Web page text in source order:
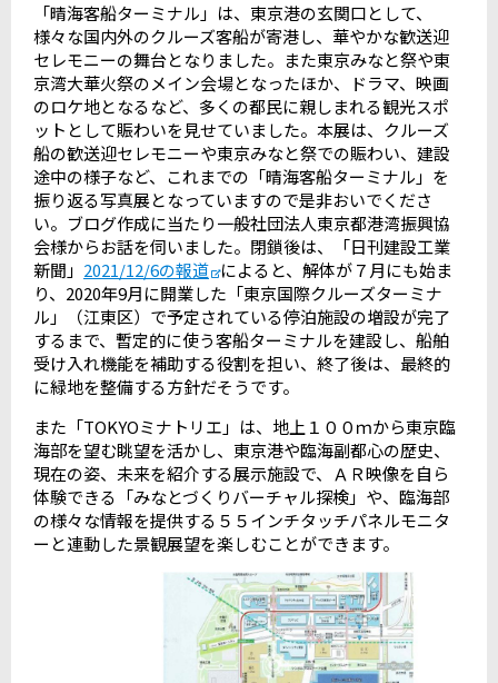
「晴海客船ターミナル」は、東京港の玄関口として、
様々な国内外のクルーズ客船が寄港し、華やかな歓送迎
セレモニーの舞台となりました。また東京みなと祭や東
京湾大華火祭のメイン会場となったほか、ドラマ、映画
のロケ地となるなど、多くの都民に親しまれる観光スポ
ットとして賑わいを見せていました。本展は、クルーズ
船の歓送迎セレモニーや東京みなと祭での賑わい、建設
途中の様子など、これまでの「晴海客船ターミナル」を
振り返る写真展となっていますので是非おいでくださ
い。ブログ作成に当たり一般社団法人東京都港湾振興協
会様からお話を伺いました。閉鎖後は、「日刊建設工業
新聞」 2021/12/6の報道 によると、解体が７月にも始ま
り、2020年9月に開業した「東京国際クルーズターミナ
ル」（江東区）で予定されている停泊施設の増設が完了
するまで、暫定的に使う客船ターミナルを建設し、船舶
受け入れ機能を補助する役割を担い、終了後は、最終的
に緑地を整備する方針だそうです。
また「TOKYOミナトリエ」は、地上１００ｍから東京臨
海部を望む眺望を活かし、東京港や臨海副都心の歴史、
現在の姿、未来を紹介する展示施設で、ＡＲ映像を自ら
体験できる「みなとづくりバーチャル探検」や、臨海部
の様々な情報を提供する５５インチタッチパネルモニタ
ーと連動した景観展望を楽しむことができます。